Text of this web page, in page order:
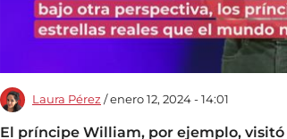
Laura Pérez / enero 12, 2024 - 14:01
El príncipe William, por ejemplo,